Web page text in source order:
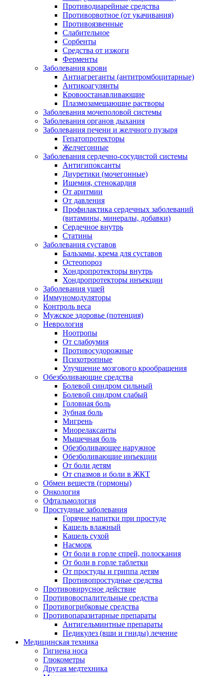
Противодиарейные средства
Противорвотное (от укачивания)
Противоязвенные
Слабительное
Сорбенты
Средства от изжоги
Ферменты
Заболевания крови
Антиагреганты (антитромбоцитарные)
Антикоагулянты
Кровоостанавливающие
Плазмозамещающие растворы
Заболевания мочеполовой системы
Заболевания органов дыхания
Заболевания печени и желчного пузыря
Гепатопротекторы
Желчегонные
Заболевания сердечно-сосудистой системы
Антигипоксанты
Диуретики (мочегонные)
Ишемия, стенокардия
От аритмии
От давления
Профилактика сердечных заболеваний
(витамины, минералы, добавки)
Сердечное внутрь
Статины
Заболевания суставов
Бальзамы, крема для суставов
Остеопороз
Хондропротекторы внутрь
Хондропротекторы инъекции
Заболевания ушей
Иммуномодуляторы
Контроль веса
Мужское здоровье (потенция)
Неврология
Ноотропы
От слабоумия
Противосудорожные
Психотропные
Улучшение мозгового крообращения
Обезболивающие средства
Болевой синдром сильный
Болевой синдром слабый
Головная боль
Зубная боль
Мигрень
Миорелаксанты
Мышечная боль
Обезболивающее наружное
Обезболивающие инъекции
От боли детям
От спазмов и боли в ЖКТ
Обмен веществ (гормоны)
Онкология
Офтальмология
Простудные заболевания
Горячие напитки при простуде
Кашель влажный
Кашель сухой
Насморк
От боли в горле спрей, полоскания
От боли в горле таблетки
От простуды и гриппа детям
Противопростудные средства
Противовирусное действие
Противовоспалительные средства
Противогрибковые средства
Противопаразитарные препараты
Антигельминтные препараты
Педикулез (вши и гниды) лечение
Медицинская техника
Гигиена носа
Глюкометры
Другая медтехника